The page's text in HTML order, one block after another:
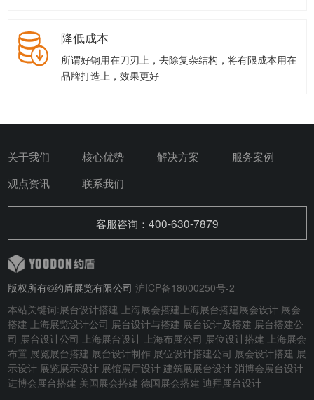
降低成本
所谓好钢用在刀刃上，去除复杂结构，将有限成本用在
品牌打造上，效果更好
关于我们 核心优势 解决方案
服务案例
观点资讯
联系我们
客服咨询：400-630-7879
版权所有©约盾展览有限公司 沪ICP备18000250号-2
本站关键词:展台设计搭建 上海展会搭建 上海展台搭建展会设计 展会
搭建 上海展览设计公司 展台设计与搭建 展台设计及搭建 展台搭建公
司 展台设计公司 上海展台设计 上海布展公司 展位设计搭建 上海展会
布置 展览展台搭建 展台设计制作 展位设计搭建公司 展会设计搭建 展
示设计 展览展示设计 展馆展厅设计 建筑展展台设计 消博会展台设计
进博会展台搭建 美国展会搭建 德国展会搭建 迪拜展台设计